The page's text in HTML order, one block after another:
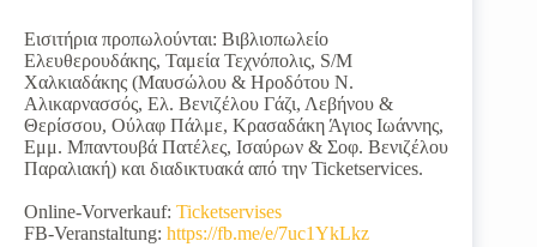
Εισιτήρια προπωλούνται: Βιβλιοπωλείο
Ελευθερουδάκης, Ταμεία Τεχνόπολις, S/M
Χαλκιαδάκης (Μαυσώλου & Ηροδότου Ν.
Αλικαρνασσός, Ελ. Βενιζέλου Γάζι, Λεβήνου &
Θερίσσου, Ούλαφ Πάλμε, Κρασαδάκη Άγιος Ιωάννης,
Εμμ. Μπαντουβά Πατέλες, Ισαύρων & Σοφ. Βενιζέλου
Παραλιακή) και διαδικτυακά από την Ticketservices.
Online-Vorverkauf: Ticketservises
FB-Veranstaltung: https://fb.me/e/7uc1YkLkz